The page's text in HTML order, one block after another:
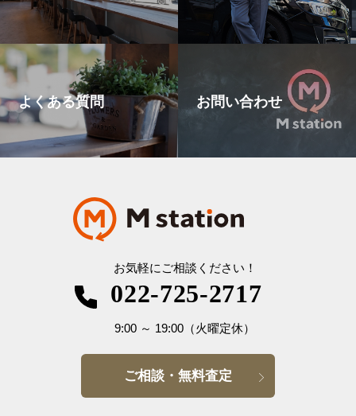
よくある質問 お問い合わせ
お気軽にご相談ください！
022-725-2717
9:00～ 19:00（火曜定休）
ご相談・無料査定